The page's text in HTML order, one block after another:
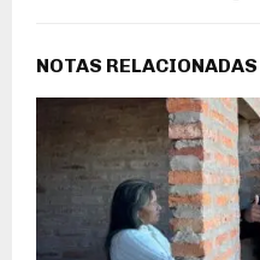
NOTAS RELACIONADAS